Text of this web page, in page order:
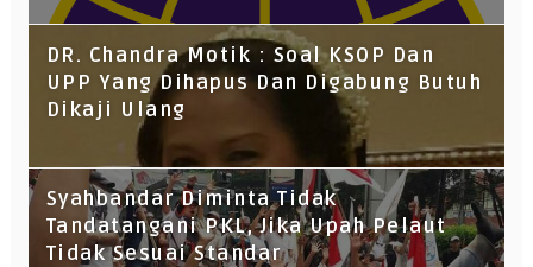
DR. Chandra Motik : Soal KSOP Dan
UPP Yang Dihapus Dan Digabung Butuh
Dikaji Ulang
Syahbandar Diminta Tidak
Tandatangani PKL, Jika Upah Pelaut
Tidak Sesuai Standar